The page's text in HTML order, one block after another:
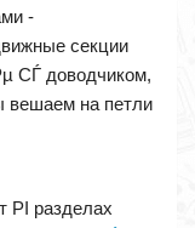
-
секции
СЃ доводчиком,
вешаем на петли
РІ разделах